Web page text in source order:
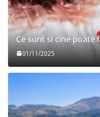
Ce sunt si cine poate
01/11/2025